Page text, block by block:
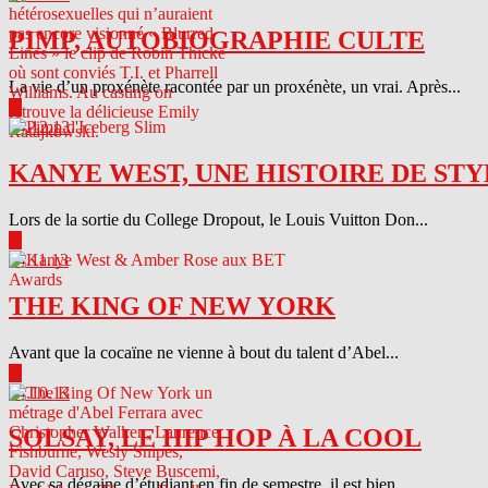
PIMP, AUTOBIOGRAPHIE CULTE
La vie d’un proxénète racontée par un proxénète, un vrai. Après...
04.12.13
KANYE WEST, UNE HISTOIRE DE
Lors de la sortie du College Dropout, le Louis Vuitton Don...
04.11.13
THE KING OF NEW YORK
Avant que la cocaïne ne vienne à bout du talent d’Abel...
04.10.13
SOLSAY, LE HIP HOP À LA COOL